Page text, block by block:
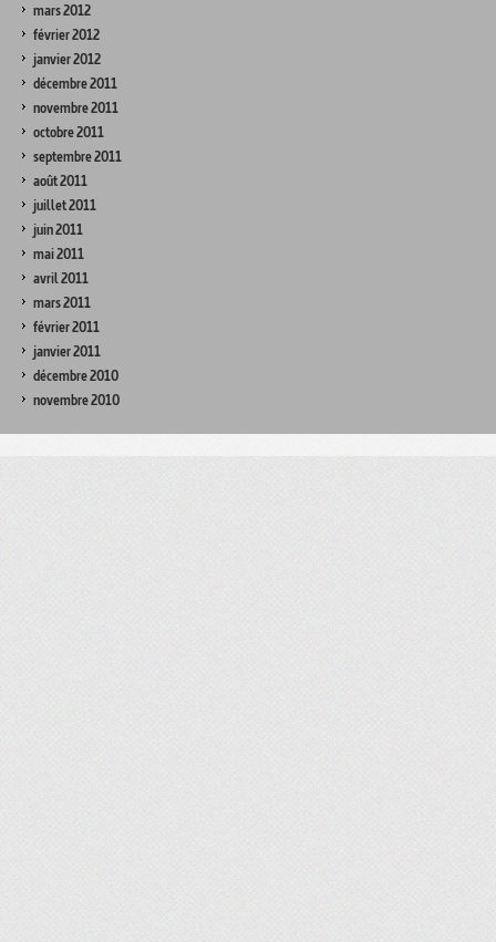
mars 2012
février 2012
janvier 2012
décembre 2011
novembre 2011
octobre 2011
septembre 2011
août 2011
juillet 2011
juin 2011
mai 2011
avril 2011
mars 2011
février 2011
janvier 2011
décembre 2010
novembre 2010